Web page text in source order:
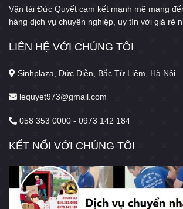
Vận tải Đức Quyết cam kết mạnh mẽ mang
hàng dịch vụ chuyên nghiệp, uy tín với giá rẻ
LIÊN HỆ VỚI CHÚNG TÔI
Sinhplaza, Đức Diễn, Bắc Từ Liêm, Hà Nội
lequyet973@gmail.com
058 353 0000 - 0973 142 184
KẾT NỐI VỚI CHÚNG TÔI